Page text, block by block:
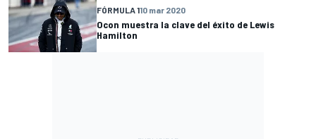
FÓRMULA 110 mar 2020
Ocon muestra la clave del éxito de Lewis
Hamilton